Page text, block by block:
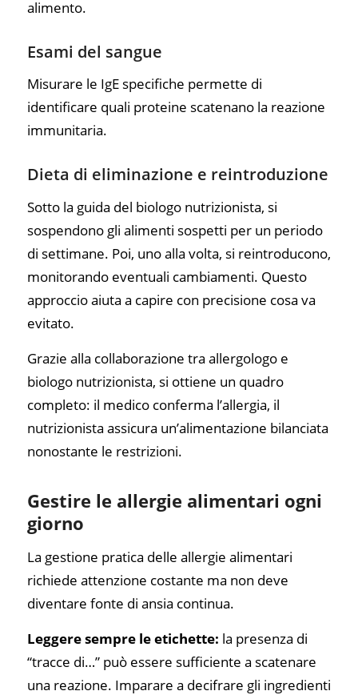
alimento.
Esami del sangue
Misurare le IgE specifiche permette di
identificare quali proteine scatenano la reazione
immunitaria.
Dieta di eliminazione e reintroduzione
Sotto la guida del biologo nutrizionista, si
sospendono gli alimenti sospetti per un periodo
di settimane. Poi, uno alla volta, si reintroducono,
monitorando eventuali cambiamenti. Questo
approccio aiuta a capire con precisione cosa va
evitato.
Grazie alla collaborazione tra allergologo e
biologo nutrizionista, si ottiene un quadro
completo: il medico conferma l’allergia, il
nutrizionista assicura un’alimentazione bilanciata
nonostante le restrizioni.
Gestire le allergie alimentari ogni
giorno
La gestione pratica delle allergie alimentari
richiede attenzione costante ma non deve
diventare fonte di ansia continua.
Leggere sempre le etichette: la presenza di
“tracce di…” può essere sufficiente a scatenare
una reazione. Imparare a decifrare gli ingredienti